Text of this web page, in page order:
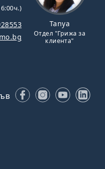
Tanya
Отдел "Грижа за
клиента"
FacebookInstagram
YouTube